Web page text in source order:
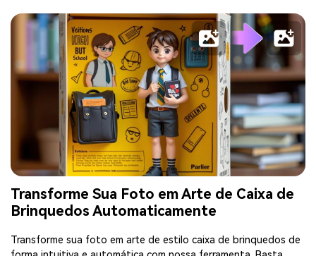
Transforme Sua Foto em Arte de Caixa de
Brinquedos Automaticamente
Transforme sua foto em arte de estilo caixa de brinquedos de